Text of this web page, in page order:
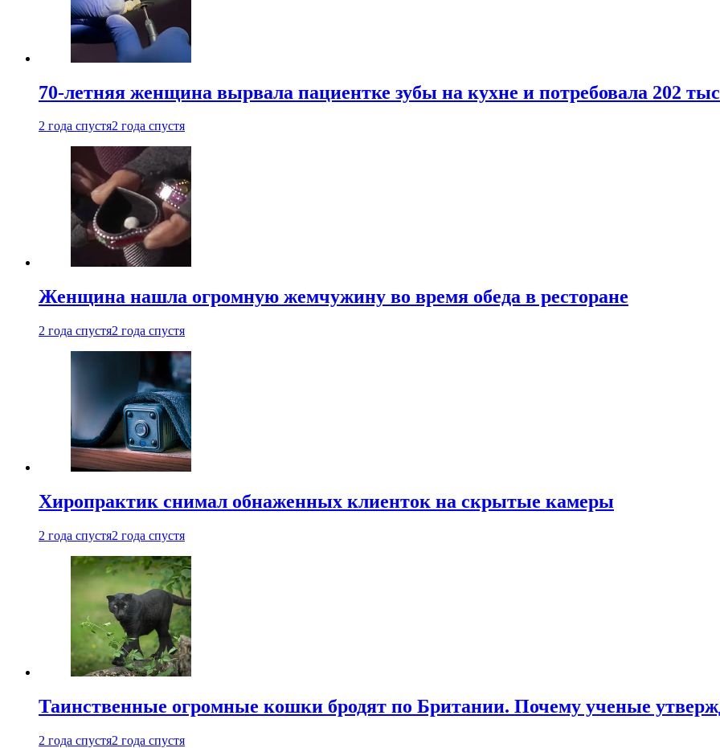
70-летняя женщина вырвала пациентке зубы на кухне и потребовала 202
2 года спустя2 года спустя
Женщина нашла огромную жемчужину во время обеда в ресторане
2 года спустя2 года спустя
Хиропрактик снимал обнаженных клиенток на скрытые камеры
2 года спустя2 года спустя
Таинственные огромные кошки бродят по Британии. Почему ученые
2 года спустя2 года спустя